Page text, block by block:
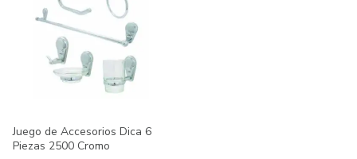
Juego de Accesorios Dica 6
Piezas 2500 Cromo